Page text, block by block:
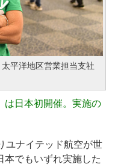
平洋地区営業担当支社
は日本初開催。実施の
ユナイテッド航空が世
本でもいずれ実施した